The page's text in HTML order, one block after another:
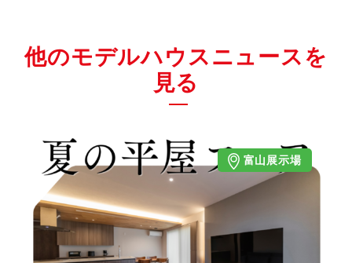
他のモデルハウスニュースを
見る
富山展示場